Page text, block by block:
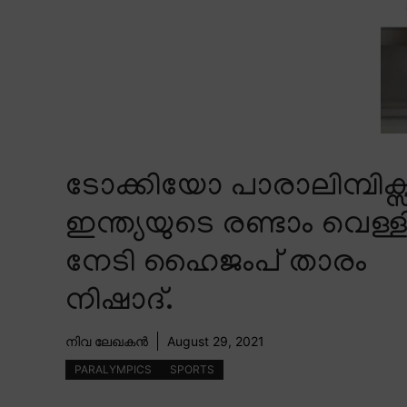
ടോക്കിയോ
ഇന്ത്യയുടെ രണ്ടാം
നേടി ഹൈജംപ് താരം
നിഷാദ്.
നിവ ലേഖകൻ August 29, 2021
PARALYMPICS SPORTS